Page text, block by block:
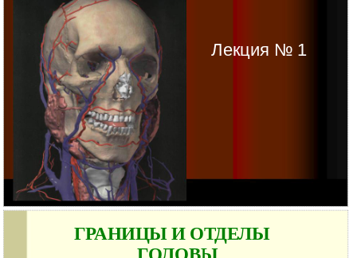
Лекция № 1
ГРАНИЦЫ И ОТДЕЛЫ